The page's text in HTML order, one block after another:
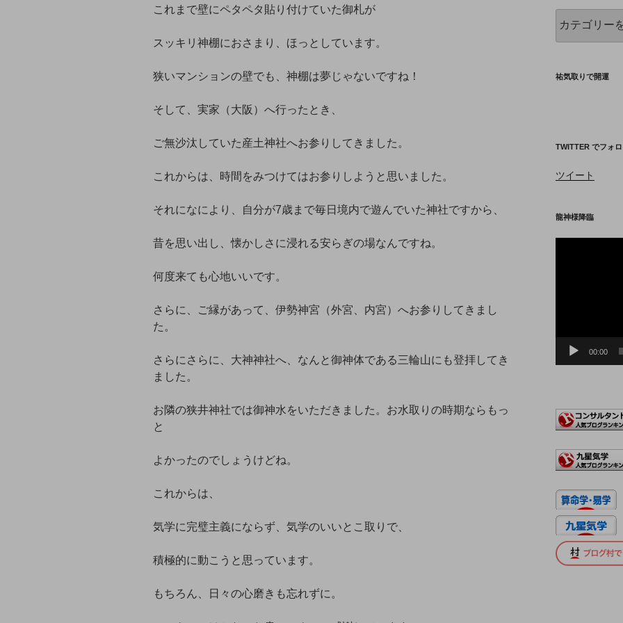
これまで壁にペタペタ貼り付けていた御札が
スッキリ神棚におさまり、ほっとしています。
狭いマンションの壁でも、神棚は夢じゃないですね！
そして、実家（大阪）へ行ったとき、
ご無沙汰していた産土神社へお参りしてきました。
これからは、時間をみつけてはお参りしようと思いました。
それになにより、自分が7歳まで毎日境内で遊んでいた神社ですから、
昔を思い出し、懐かしさに浸れる安らぎの場なんですね。
何度来ても心地いいです。
さらに、ご縁があって、伊勢神宮（外宮、内宮）へお参りしてきまし
た。
さらにさらに、大神神社へ、なんと御神体である三輪山にも登拝してき
ました。
お隣の狭井神社では御神水をいただきました。お水取りの時期ならもっ
と
よかったのでしょうけどね。
これからは、
気学に完璧主義にならず、気学のいいとこ取りで、
積極的に動こうと思っています。
もちろん、日々の心磨きも忘れずに。
方
社
祐気取りで開運
TWITTER でフォ
ツイート
龍神様降臨
ー
00:00